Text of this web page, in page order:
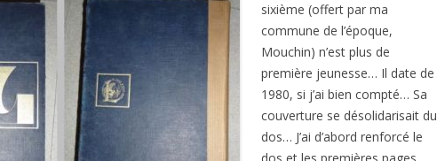
sixième (offert par ma
commune de l’époque,
Mouchin) n’est plus de
première jeunesse… Il date de
1980, si j’ai bien compté… Sa
couverture se désolidarisait du
dos… J’ai d’abord renforcé le